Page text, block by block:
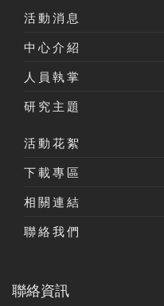
活動消息
中心介紹
人員執掌
研究主題
活動花絮
下載專區
相關連結
聯絡我們
聯絡資訊